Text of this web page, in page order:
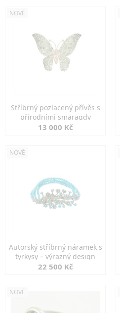
NOVÉ
Stříbrný pozlacený přívěs s
přírodními smaragdy
13 000 Kč
NOVÉ
Autorský stříbrný náramek s
tyrkysy – výrazný design
22 500 Kč
NOVÉ